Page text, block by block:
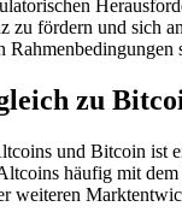
zu fördern und sich
zu
und Bitcoin ist
häufig mit
weiteren